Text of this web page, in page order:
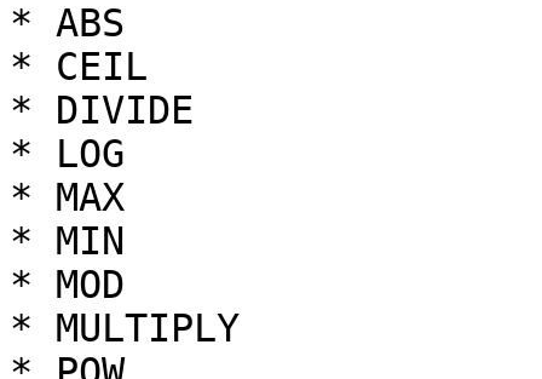
* ABS
* CEIL
* DIVIDE
* LOG
* MAX
* MIN
* MOD
* MULTIPLY